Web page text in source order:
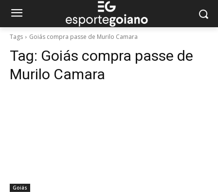
Tags Goiás compra passe de Murilo Camara
Tag: Goiás compra passe de
Murilo Camara
Goiás